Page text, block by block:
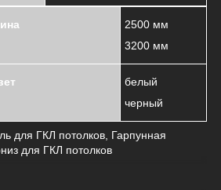
2500 мм
3200 мм
белый
черный
для ГКЛ потолков, Гарпунная
для ГКЛ потолков